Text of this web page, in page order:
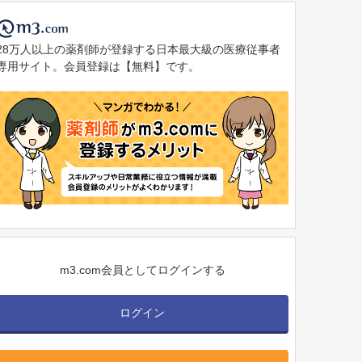
万人以上の薬剤師が登録する日本最大級の医療従事者
用サイト。会員登録は【無料】です。
m3.com会員としてログインする
ログイン